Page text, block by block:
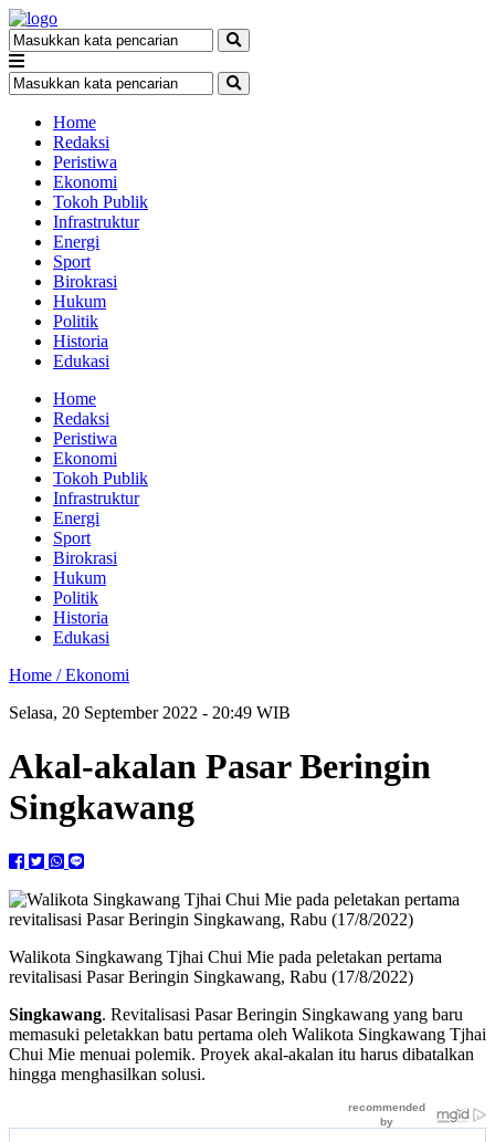
Home
Redaksi
Peristiwa
Ekonomi
Tokoh Publik
Infrastruktur
Energi
Sport
Birokrasi
Hukum
Politik
Historia
Edukasi
Home
Redaksi
Peristiwa
Ekonomi
Tokoh Publik
Infrastruktur
Energi
Sport
Birokrasi
Hukum
Politik
Historia
Edukasi
Home /Ekonomi
Selasa, 20 September 2022 - 20:49 WIB
Akal-akalan Pasar Beringin
Singkawang
Walikota Singkawang Tjhai Chui Mie pada peletakan pertama
revitalisasi Pasar Beringin Singkawang, Rabu (17/8/2022)
Singkawang. Revitalisasi Pasar Beringin Singkawang yang baru
memasuki peletakkan batu pertama oleh Walikota Singkawang Tjhai
Chui Mie menuai polemik. Proyek akal-akalan itu harus dibatalkan
hingga menghasilkan solusi.